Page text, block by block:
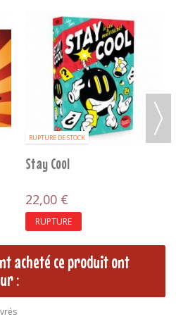
RUPTURE DE STOCK
Taco Chat Bouc Cheese
Pizza
12,50 €
RUPTURE
acheté ce produit ont
: